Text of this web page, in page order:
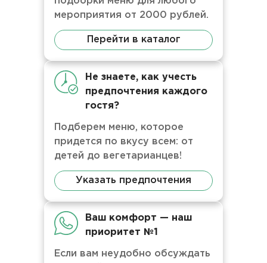
мероприятия от 2000 рублей.
Перейти в каталог
Не знаете, как учесть
предпочтения каждого
гостя?
Подберем меню, которое
придется по вкусу всем: от
детей до вегетарианцев!
Указать предпочтения
Ваш комфорт — наш
приоритет №1
Если вам неудобно обсуждать